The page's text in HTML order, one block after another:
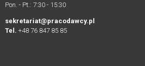
Pon. - Pt.: 7:30 - 15:30
sekretariat@pracodawcy.pl
Tel. +48 76 847 85 85